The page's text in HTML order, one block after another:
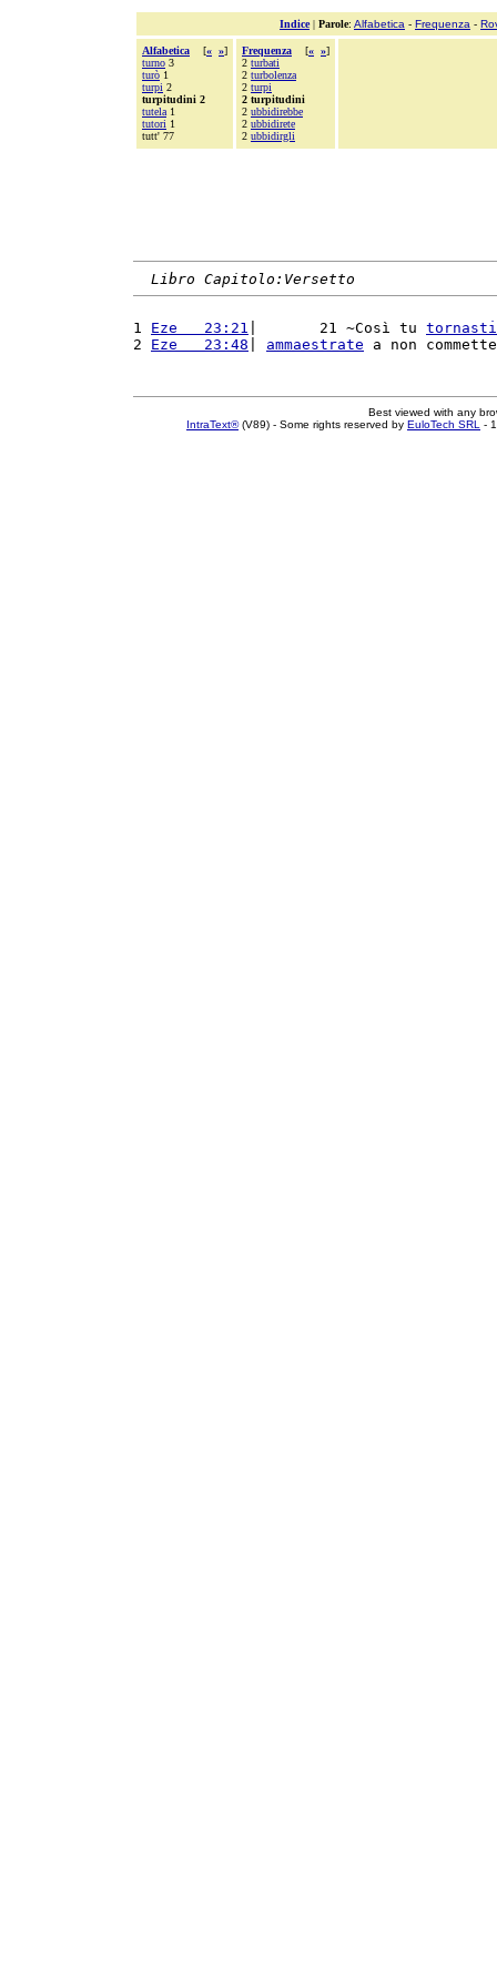
Indice| Parole: Alfabetica - Frequenza -
Alfabetica [« »]
turno 3
turò 1
turpi 2
turpitudini 2
tutela 1
tutori 1
tutt' 77
Frequenza [« »]
2 turbati
2 turbolenza
2 turpi
2 turpitudini
2 ubbidirebbe
2 ubbidirete
2 ubbidirgli
Libro Capitolo:Versetto
1 Eze   23:21 |       21 ~Così tu tornasti
2 Eze   23:48 ammaestrate a non
Best viewed with any
IntraText®(V89) - Some rights reserved by EuloTech SRL -